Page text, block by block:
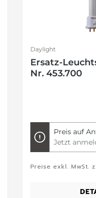
Daylight
Ersatz-
Nr. 453.700
Preis auf
Jetzt
Preise exkl. MwSt.